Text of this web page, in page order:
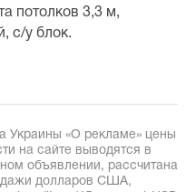
потолков 3,3 м,
с/у блок.
Украины «О рекламе» цены
на сайте выводятся в
объявлении, рассчитана
долларов США,